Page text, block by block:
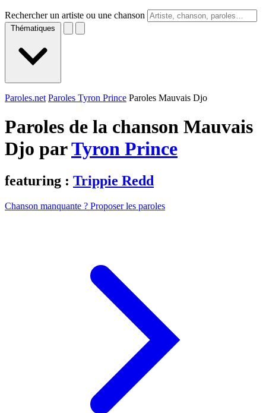
Rechercher un artiste ou une chanson
Thématiques
Paroles.net Paroles Tyron Prince Paroles Mauvais Djo
Paroles de la chanson Mauvais
Djo parTyron Prince
featuring : Trippie Redd
Chanson manquante ? Proposer les paroles